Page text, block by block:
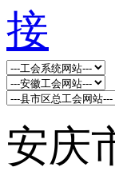
安庆